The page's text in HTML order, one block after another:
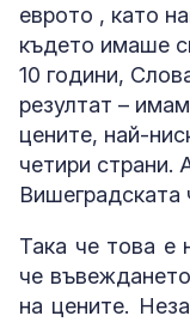
еврото , като
където имаше
10 години,
резултат –
цените, най-
четири страни.
Вишеградската
Така че това е
че
на цените.